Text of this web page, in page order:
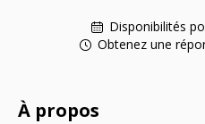
Disponibilités
Obtenez une
À propos